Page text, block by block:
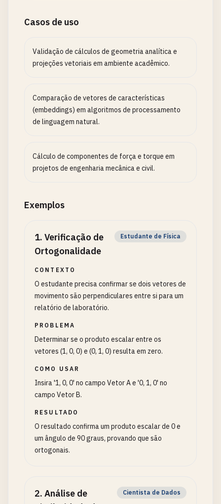
Casos de uso
Validação de cálculos de geometria analítica e
projeções vetoriais em ambiente acadêmico.
Comparação de vetores de características
(embeddings) em algoritmos de processamento
de linguagem natural.
Cálculo de componentes de força e torque em
projetos de engenharia mecânica e civil.
Exemplos
1. Verificação de
Ortogonalidade
Estudante de Física
CONTEXTO
O estudante precisa confirmar se dois vetores de
movimento são perpendiculares entre si para um
relatório de laboratório.
PROBLEMA
Determinar se o produto escalar entre os
vetores (1, 0, 0) e (0, 1, 0) resulta em zero.
COMO USAR
Insira '1, 0, 0' no campo Vetor A e '0, 1, 0' no
campo Vetor B.
RESULTADO
O resultado confirma um produto escalar de 0 e
um ângulo de 90 graus, provando que são
ortogonais.
2. Análise de
Cientista de Dados